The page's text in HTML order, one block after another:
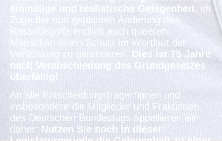
einmalige und realistische Gelegenheit, im
Zuge der nun geplanten Änderung des
Rassebegriffs endlich auch queeren
Menschen einen Schutz im Wortlaut der
Verfassung zu garantieren. Dies ist 75 Jahre
nach Verabschiedung des Grundgesetzes
überfällig!
An alle Entscheidungsträger*innen und
insbesondere die Mitglieder und Fraktionen
des Deutschen Bundestags appellieren wir
daher: Nutzen Sie noch in dieser